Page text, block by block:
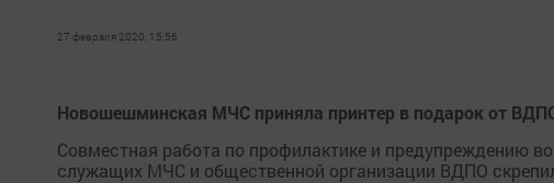
27 февраля 2020, 15:56
Новошешминская МЧС приняла принтер в подарок от
Совместная работа по профилактике и предупреждению
служащих МЧС и общественной организации ВДПО